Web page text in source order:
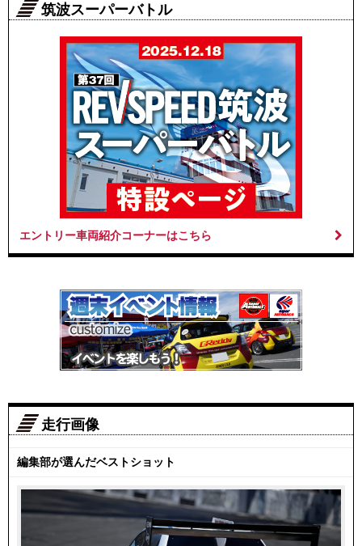
筑波スーパーバトル
エントリー車両紹介コーナーはこちら
走行画像
編集部が選んだベストショット